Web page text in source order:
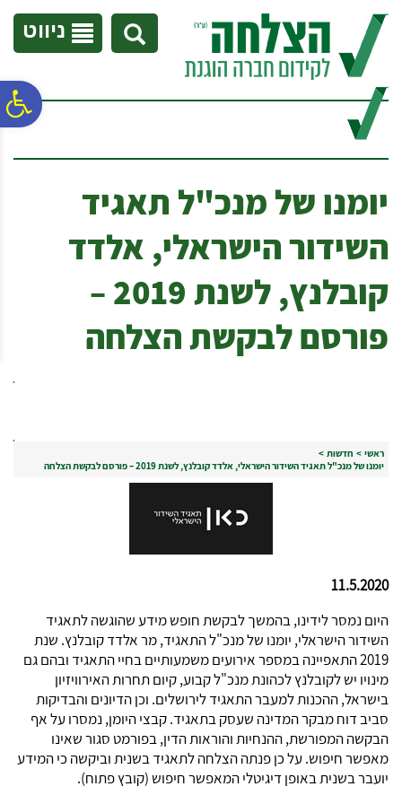
נגישות
אתר
המרכזי
ניווט
יומנו של מנכ"ל תאגיד
השידור הישראלי, אלדד
קובלנץ, לשנת 2019 –
פורסם לבקשת הצלחה
ראשי > חדשות >
יומנו של מנכ"ל תאגיד השידור הישראלי, אלדד קובלנץ, לשנת 2019 – פורסם לבקשת הצלחה
11.5.2020
היום נמסר לידינו, בהמשך לבקשת חופש מידע שהוגשה לתאגיד
השידור הישראלי, יומנו של מנכ"ל התאגיד, מר אלדד קובלנץ. שנת
2019 התאפיינה במספר אירועים משמעותיים בחיי התאגיד ובהם גם
מינויו יש לקובלנץ לכהונת מנכ"ל קבוע, קיום תחרות האירוויזיון
בישראל, ההכנות למעבר התאגיד לירושלים. וכן הדיונים והבדיקות
סביב דוח מבקר המדינה שעסק בתאגיד. קבצי היומן, נמסרו על אף
הבקשה המפורשת, ההנחיות והוראות הדין, בפורמט סגור שאינו
מאפשר חיפוש. על כן פנתה הצלחה לתאגיד בשנית וביקשה כי המידע
יועבר בשנית באופן דיגיטלי המאפשר חיפוש (קובץ פתוח).